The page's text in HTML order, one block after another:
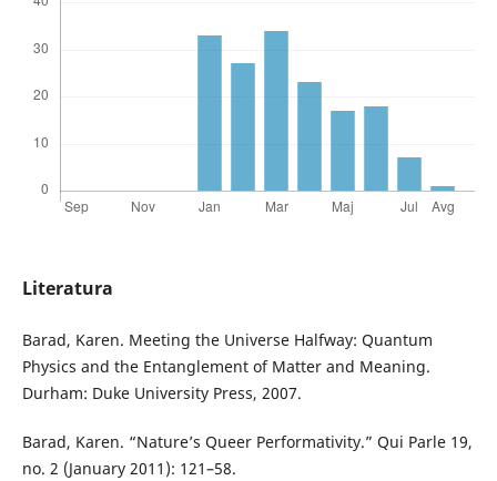
Literatura
Barad, Karen. Meeting the Universe Halfway: Quantum
Physics and the Entanglement of Matter and Meaning.
Durham: Duke University Press, 2007.
Barad, Karen. “Nature’s Queer Performativity.” Qui Parle 19,
no. 2 (January 2011): 121–58.